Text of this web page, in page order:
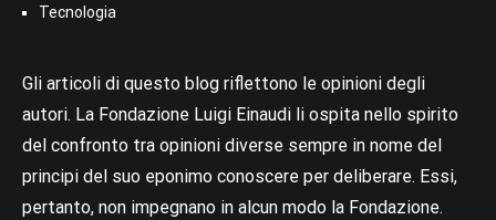
Tecnologia
Gli articoli di questo blog riflettono le opinioni degli
autori. La Fondazione Luigi Einaudi li ospita nello spirito
del confronto tra opinioni diverse sempre in nome del
principi del suo eponimo conoscere per deliberare. Essi,
pertanto, non impegnano in alcun modo la Fondazione.